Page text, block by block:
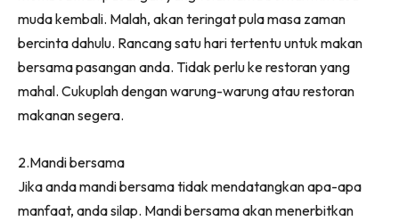
muda kembali. Malah, akan teringat pula masa zaman
bercinta dahulu. Rancang satu hari tertentu untuk makan
bersama pasangan anda. Tidak perlu ke restoran yang
mahal. Cukuplah dengan warung-warung atau restoran
makanan segera.
2.Mandi bersama
Jika anda mandi bersama tidak mendatangkan apa-apa
manfaat, anda silap. Mandi bersama akan menerbitkan